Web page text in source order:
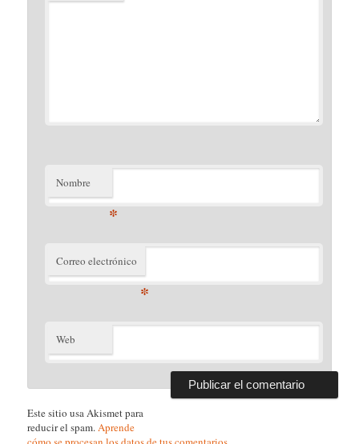
Nombre
*
Correo electrónico
*
Web
Este sitio usa Akismet para
reducir el spam.Aprende